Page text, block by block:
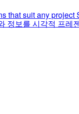
that suit any project
정보를 시각적 프레